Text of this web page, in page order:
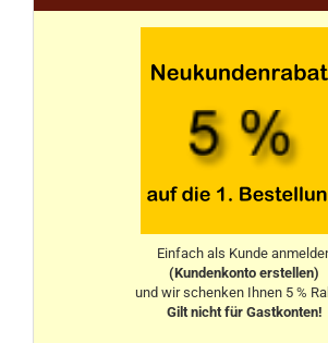
Einfach als Kunde
(Kundenkonto erstellen)
und wir schenken Ihnen 5 %
Gilt nicht für Gastkonten!